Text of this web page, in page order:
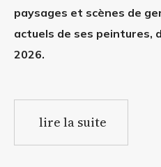
paysages et scènes de
actuels de ses peintures,
2026.
lire la suite